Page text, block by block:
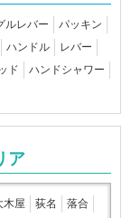
ルレバー
パッキン
ハンドル
レバー
ド
ハンドシャワー
ア
木屋 荻名
落合